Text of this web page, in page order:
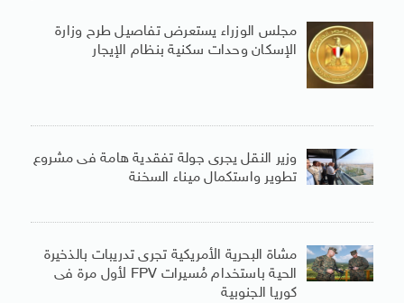
مجلس الوزراء يستعرض تفاصيل طرح وزارة
الإسكان وحدات سكنية بنظام الإيجار
وزير النقل يجرى جولة تفقدية هامة فى مشروع
تطوير واستكمال ميناء السخنة
مشاة البحرية الأمريكية تجرى تدريبات بالذخيرة
الحية باستخدام مُسيرات FPV لأول مرة فى
كوريا الجنوبية